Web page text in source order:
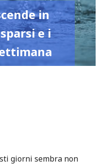
in
e i
giorni sembra non